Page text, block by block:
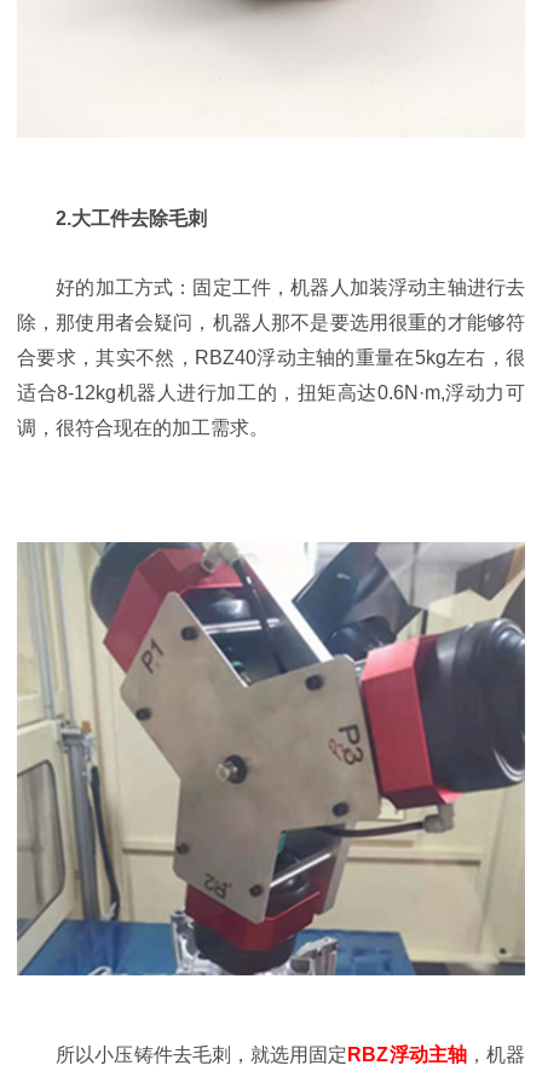
2.大工件去除毛刺
好的加工方式：固定工件，机器人加装浮动主轴进行去
除，那使用者会疑问，机器人那不是要选用很重的才能够符
合要求，其实不然，RBZ40浮动主轴的重量在5kg左右，很
适合8-12kg机器人进行加工的，扭矩高达0.6N·m,浮动力可
调，很符合现在的加工需求。
所以小压铸件去毛刺，就选用固定 RBZ浮动主轴，机器